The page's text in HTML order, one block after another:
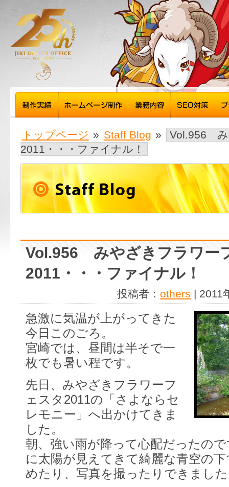
トップページ » Staff Blog »
Vol.956 み
2011・・・ファイナル！
Vol.956 みやざきフラワー
2011・・・ファイナル！
投稿者： others | 2011
急激に気温が上がってきた
今日このごろ。
宮崎では、昼間は半そで一
枚でも暑い程です。
先日、みやざきフラワーフ
ェスタ2011の「さよならセ
レモニー」へ出かけてきま
した。
朝、強い雨が降って心配だったの
に太陽が見えてきて綺麗な青空の
めたり、写真を撮ったりできまし